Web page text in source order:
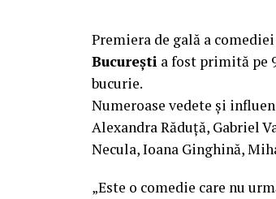
Premiera de gală a comediei
București a fost primită pe
bucurie.
Numeroase vedete și
Alexandra Răduță, Gabriel
Necula, Ioana Ginghină,
„Este o comedie care nu